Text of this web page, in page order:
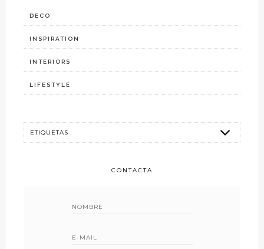
DECO
INSPIRATION
INTERIORS
LIFESTYLE
CONTACTA